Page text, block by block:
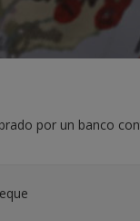
por un banco